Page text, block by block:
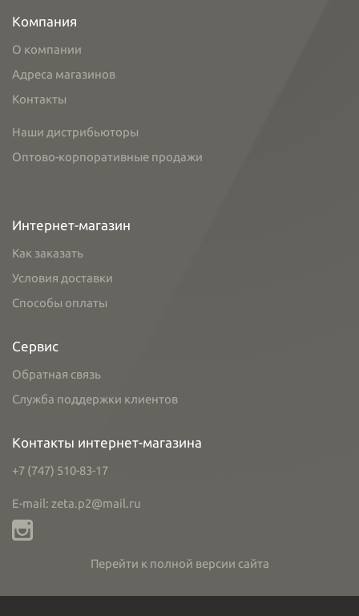
Компания
О компании
Адреса магазинов
Контакты
Наши дистрибьюторы
Оптово-корпоративные продажи
Интернет-магазин
Как заказать
Условия доставки
Способы оплаты
Сервис
Обратная связь
Служба поддержки клиентов
Контакты интернет-магазина
+7 (747) 510-83-17
E-mail: zeta.p2@mail.ru
Перейти к полной версии сайта